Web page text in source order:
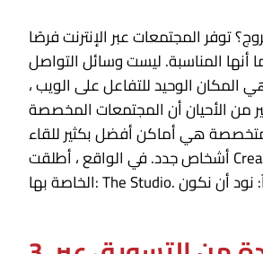
توفر المجتمعات عبر الإنترنت فرصًا
أنها المناسبة. ليست وسائل التواصل
المكان الوحيد للتفاعل على الويب ،
من الأحيان أن المجتمعات المخصصة
هي أماكن أفضل بكثير للقاء
أشخاص جدد. في الواقع ، أطلقت Creative Boom